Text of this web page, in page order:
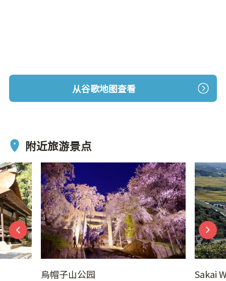
从谷歌地图查看
附近旅游景点
烏帽子山公园 Sakai